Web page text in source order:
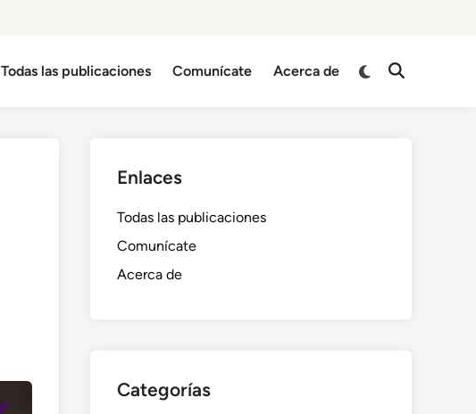
Todas las publicaciones Comunícate Acerca de
Switch
Open
Enlaces
Todas las publicaciones
Comunícate
Acerca de
Categorías